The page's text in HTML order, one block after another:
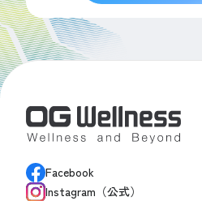
Facebook
Instagram（公式）